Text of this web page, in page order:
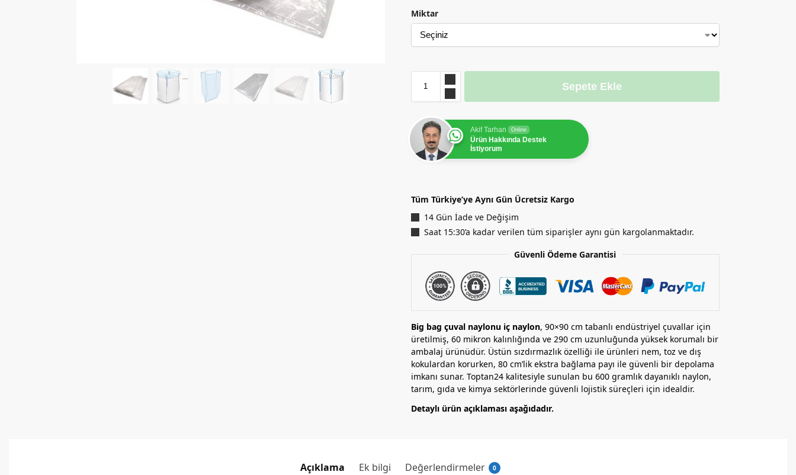
Miktar
Sepete Ekle
Akif Tarhan Online
Ürün Hakkında Destek
İstiyorum
Tüm Türkiye’ye Aynı Gün Ücretsiz Kargo
14 Gün İade ve Değişim
Saat 15:30’a kadar verilen tüm siparişler aynı gün kargolanmaktadır.
Güvenli Ödeme Garantisi
Big bag çuval naylonu iç naylon, 90×90 cm tabanlı endüstriyel çuvallar için
üretilmiş, 60 mikron kalınlığında ve 290 cm uzunluğunda yüksek korumalı bir
ambalaj ürünüdür. Üstün sızdırmazlık özelliği ile ürünleri nem, toz ve dış
kokulardan korurken, 80 cm’lik ekstra bağlama payı ile güvenli bir depolama
imkanı sunar. Toptan24 kalitesiyle sunulan bu 600 gramlık dayanıklı naylon,
tarım, gıda ve kimya sektörlerinde güvenli lojistik süreçleri için idealdir.
Detaylı ürün açıklaması aşağıdadır.
Açıklama Ek bilgi Değerlendirmeler 0